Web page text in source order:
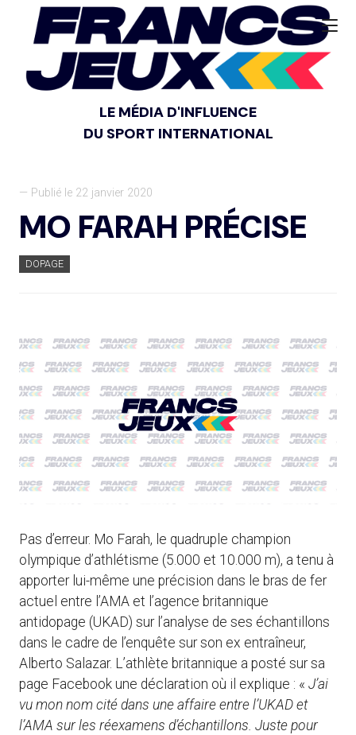
LE MÉDIA D'INFLUENCE
DU SPORT INTERNATIONAL
— Publié le 22 janvier 2020
MO FARAH PRÉCISE
DOPAGE
Pas d’erreur. Mo Farah, le quadruple champion
olympique d’athlétisme (5.000 et 10.000 m), a tenu à
apporter lui-même une précision dans le bras de fer
actuel entre l’AMA et l’agence britannique
antidopage (UKAD) sur l’analyse de ses échantillons
dans le cadre de l’enquête sur son ex entraîneur,
Alberto Salazar. L’athlète britannique a posté sur sa
page Facebook une déclaration où il explique : « J’ai
vu mon nom cité dans une affaire entre l’UKAD et
l’AMA sur les réexamens d’échantillons. Juste pour